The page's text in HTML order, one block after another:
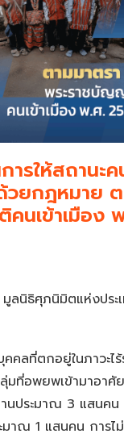
รให้สถานะค
ยกฎหมาย ต
นเข้าเมือง
ลนิธิศุภนิมิตแห่งประ
คคลที่ตกอยู่ในภาวะไ
ที่อพยพเข้ามาอาศั
นประมาณ 3 แสนค
ะมาณ 1 แสนคน การ